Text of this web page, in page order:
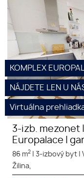
80 m2 plus veľká
výmerou 6 m2 v
komplexe
Virtuálna
NÁJDETE LEN U
KOMPLEX
3-izb. mezonet |
Europalace |
86 m2 3-izbový byt
Žilina,